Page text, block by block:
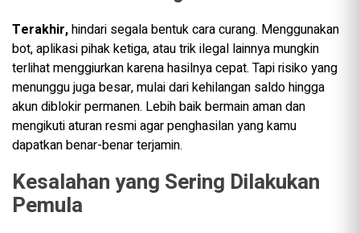
Terakhir,hindari segala bentuk cara curang. Menggunakan
bot, aplikasi pihak ketiga, atau trik ilegal lainnya mungkin
terlihat menggiurkan karena hasilnya cepat. Tapi risiko yang
menunggu juga besar, mulai dari kehilangan saldo hingga
akun diblokir permanen. Lebih baik bermain aman dan
mengikuti aturan resmi agar penghasilan yang kamu
dapatkan benar-benar terjamin.
Kesalahan yang Sering Dilakukan
Pemula